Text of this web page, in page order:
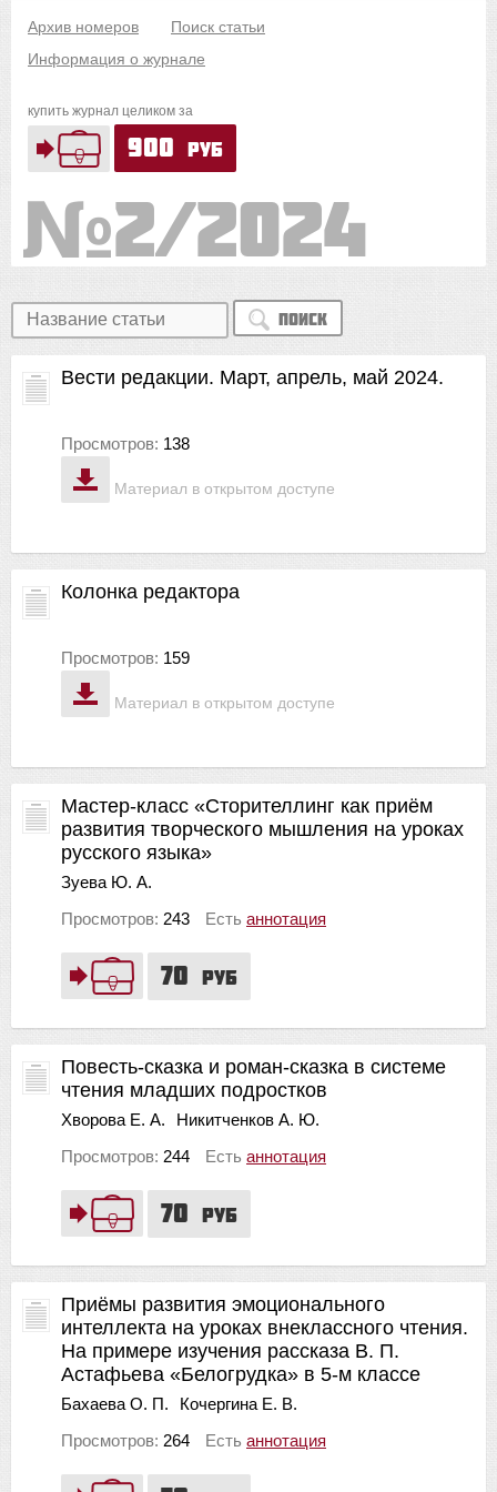
Архив номеров
Поиск статьи
Информация о журнале
купить журнал целиком за
900 руб
2/2024
Поиск
Материал в открытом доступе
Вести редакции. Март, апрель, май 2024.
Просмотров: 138
Материал в открытом доступе
Колонка редактора
Просмотров: 159
70 руб
Мастер-класс «Сторителлинг как приём
развития творческого мышления на уроках
русского языка»
Зуева Ю. А.
Просмотров: 243 Есть аннотация
70 руб
Повесть-сказка и роман-сказка в системе
чтения младших подростков
Хворова Е. А.
Никитченков А. Ю.
Просмотров: 244 Есть аннотация
Приёмы развития эмоционального
интеллекта на уроках внеклассного чтения.
На примере изучения рассказа В. П.
Астафьева «Белогрудка» в 5-м классе
Бахаева О. П.
Кочергина Е. В.
Просмотров: 264 Есть аннотация